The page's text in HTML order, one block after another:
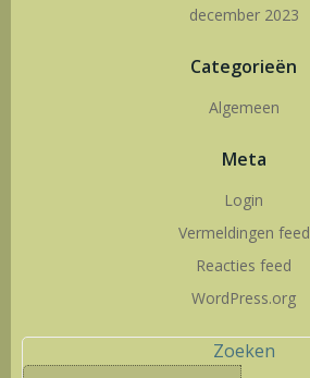
december 2023
Categorieën
Algemeen
Meta
Login
Vermeldingen feed
Reacties feed
WordPress.org
Zoeken